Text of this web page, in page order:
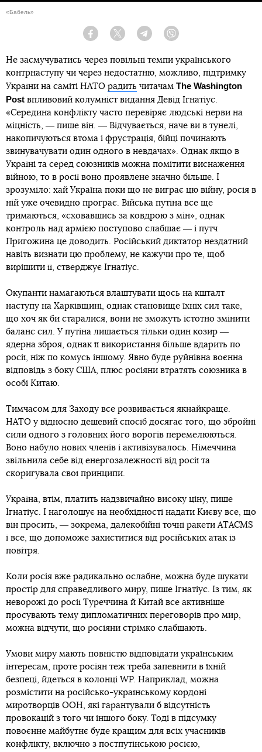
«Бабель»
Facebook Twitter Telegram
Не засмучуватись через повільні темпи українського
контрнаступу чи через недостатню, можливо, підтримку
України на саміті НАТО радить читачам The Washington
Post впливовий колумніст видання Девід Ігнатіус.
«Середина конфлікту часто перевіряє людські нерви на
міцність, ― пише він. ― Відчувається, наче ви в тунелі,
накопичуються втома і фрустрація, бійці починають
звинувачувати один одного в невдачах». Однак якщо в
Україні та серед союзників можна помітити виснаження
війною, то в росії воно проявлене значно більше. І
зрозуміло: хай Україна поки що не виграє цю війну, росія в
ній уже очевидно програє. Війська путіна все ще
тримаються, «сховавшись за ковдрою з мін», однак
контроль над армією поступово слабшає ― і путч
Пригожина це доводить. Російський диктатор нездатний
навіть визнати цю проблему, не кажучи про те, щоб
вирішити її, стверджує Ігнатіус.
Окупанти намагаються влаштувати щось на кшталт
наступу на Харківщині, однак становище їхніх сил таке,
що хоч як би старалися, вони не зможуть істотно змінити
баланс сил. У путіна лишається тільки один козир ―
ядерна зброя, однак її використання більше вдарить по
росії, ніж по комусь іншому. Явно буде руйнівна воєнна
відповідь з боку США, плюс росіяни втратять союзника в
особі Китаю.
Тимчасом для Заходу все розвивається якнайкраще.
НАТО у відносно дешевий спосіб досягає того, що збройні
сили одного з головних його ворогів перемелюються.
Воно набуло нових членів і активізувалось. Німеччина
звільнила себе від енергозалежності від росії та
скоригувала свої принципи.
Україна, втім, платить надзвичайно високу ціну, пише
Ігнатіус. І наголошує на необхідності надати Києву все, що
він просить, ― зокрема, далекобійні точні ракети ATACMS
і все, що допоможе захиститися від російських атак із
повітря.
Коли росія вже радикально ослабне, можна буде шукати
простір для справедливого миру, пише Ігнатіус. Із тим, як
неворожі до росії Туреччина й Китай все активніше
просувають тему дипломатичних переговорів про мир,
можна відчути, що росіяни стрімко слабшають.
Умови миру мають повністю відповідати українським
інтересам, проте росіян теж треба запевнити в їхній
безпеці, йдеться в колонці WP. Наприклад, можна
розмістити на російсько-українському кордоні
миротворців ООН, які гарантували б відсутність
провокацій з того чи іншого боку. Тоді в підсумку
повоєнне майбутнє буде кращим для всіх учасників
конфлікту, включно з постпутінською росією,